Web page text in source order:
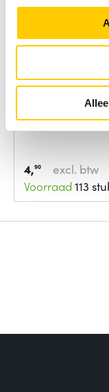
Microconnect
tussenstuk
4,90
excl. btw
Voorraad 113